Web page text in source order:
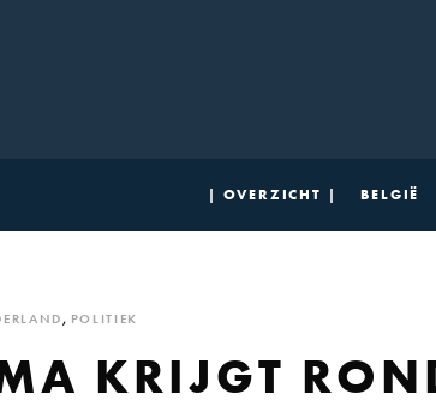
| OVERZICHT | BELGIË
, POLITIEK
KRIJGT